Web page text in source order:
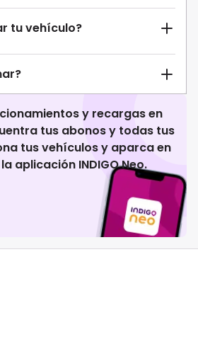
tu vehículo?
y recargas en
tus abonos y todas tus
tus vehículos y aparca en
aplicación INDIGO Neo.